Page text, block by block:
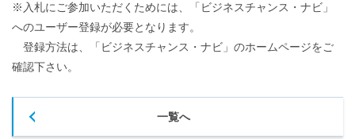
※入札にご参加いただくためには、「ビジネスチャンス・ナビ」
へのユーザー登録が必要となります。
登録方法は、「ビジネスチャンス・ナビ」のホームページをご
確認下さい。
一覧へ